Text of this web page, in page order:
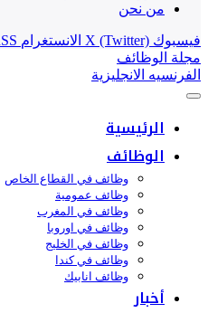
من نحن
فيسبوك X (Twitter) الانستغرام
مجلة الوظائف
الفرنسيهالانجليزية
الرئيسية
الوظائف
وظائف في القطاع الخاص
وظائف عمومية
وظائف في المغرب
وظائف في اوروبا
وظائف في الخليج
وظائف في كندا
وظائف انابيك
أخبار